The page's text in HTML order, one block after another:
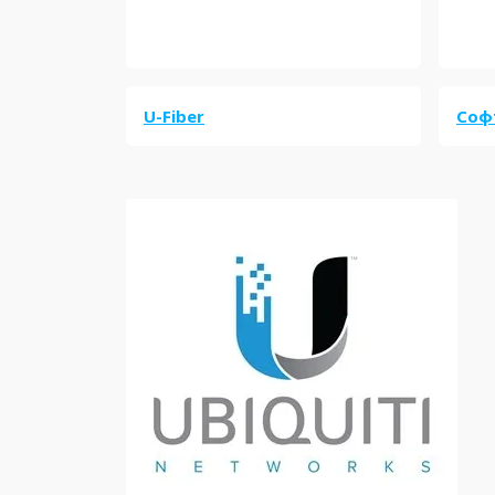
U-Fiber